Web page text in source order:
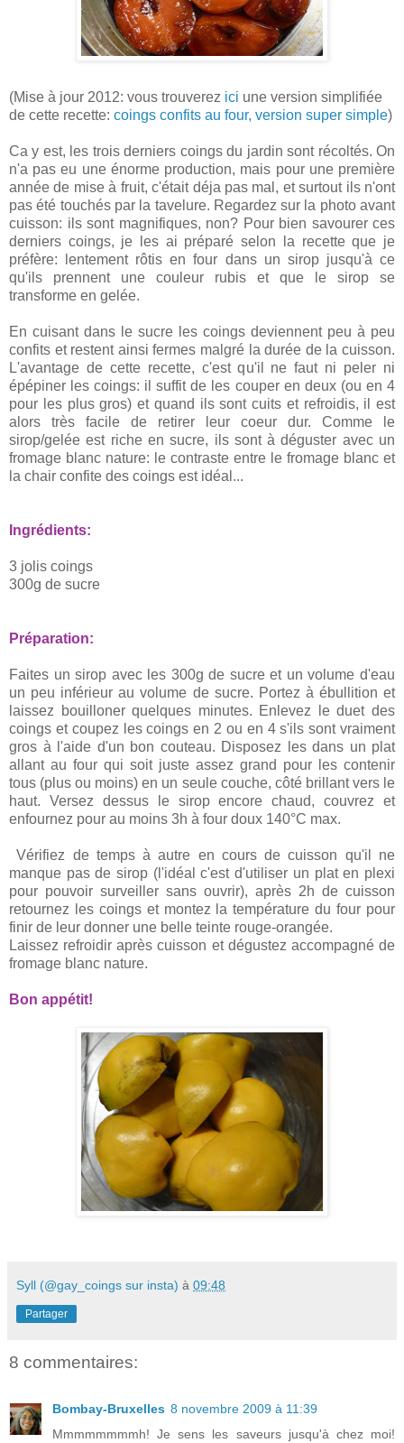
(Mise à jour 2012: vous trouverez ici une version simplifiée
de cette recette: coings confits au four, version super simple)
Ca y est, les trois derniers coings du jardin sont récoltés. On
n'a pas eu une énorme production, mais pour une première
année de mise à fruit, c'était déja pas mal, et surtout ils n'ont
pas été touchés par la tavelure. Regardez sur la photo avant
cuisson: ils sont magnifiques, non? Pour bien savourer ces
derniers coings, je les ai préparé selon la recette que je
préfère: lentement rôtis en four dans un sirop jusqu'à ce
qu'ils prennent une couleur rubis et que le sirop se
transforme en gelée.
En cuisant dans le sucre les coings deviennent peu à peu
confits et restent ainsi fermes malgré la durée de la cuisson.
L'avantage de cette recette, c'est qu'il ne faut ni peler ni
épépiner les coings: il suffit de les couper en deux (ou en 4
pour les plus gros) et quand ils sont cuits et refroidis, il est
alors très facile de retirer leur coeur dur. Comme le
sirop/gelée est riche en sucre, ils sont à déguster avec un
fromage blanc nature: le contraste entre le fromage blanc et
la chair confite des coings est idéal...
Ingrédients:
3 jolis coings
300g de sucre
Préparation:
Faites un sirop avec les 300g de sucre et un volume d'eau
un peu inférieur au volume de sucre. Portez à ébullition et
laissez bouilloner quelques minutes. Enlevez le duet des
coings et coupez les coings en 2 ou en 4 s'ils sont vraiment
gros à l'aide d'un bon couteau. Disposez les dans un plat
allant au four qui soit juste assez grand pour les contenir
tous (plus ou moins) en un seule couche, côté brillant vers le
haut. Versez dessus le sirop encore chaud, couvrez et
enfournez pour au moins 3h à four doux 140°C max.
Vérifiez de temps à autre en cours de cuisson qu'il ne
manque pas de sirop (l'idéal c'est d'utiliser un plat en plexi
pour pouvoir surveiller sans ouvrir), après 2h de cuisson
retournez les coings et montez la température du four pour
finir de leur donner une belle teinte rouge-orangée.
Laissez refroidir après cuisson et dégustez accompagné de
fromage blanc nature.
Bon appétit!
Syll (@gay_coings sur insta) à 09:48
Partager
8 commentaires:
Bombay-Bruxelles 8 novembre 2009 à 11:39
Mmmmmmmmh! Je sens les saveurs jusqu'à chez moi!